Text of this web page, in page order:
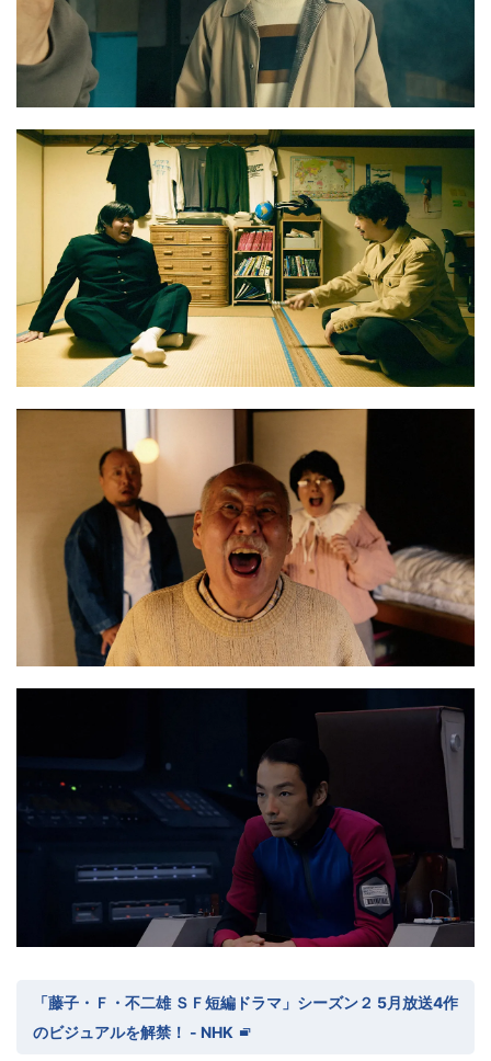
「藤子・Ｆ・不二雄 ＳＦ短編ドラマ」シーズン２ 5月放送4作
のビジュアルを解禁！ - NHK